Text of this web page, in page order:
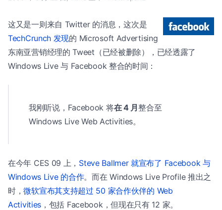
这又是一则来自 Twitter 的消息，这次是
TechCrunch 发现的 Microsoft Advertising
东南亚营销经理的 Tweet（已经被删除），已经透露了
Windows Live 与 Facebook 整合的时间：
我刚听说，Facebook 将在 4 月整合至
Windows Live Web Activities。
在今年 CES 09 上， Steve Ballmer 就宣布了 Facebook 与
Windows Live 的合作。而在 Windows Live Profile 推出之
时，微软宣布其支持超过 50 家合作伙伴的 Web
Activities ，包括 Facebook，但现在只有 12 家。